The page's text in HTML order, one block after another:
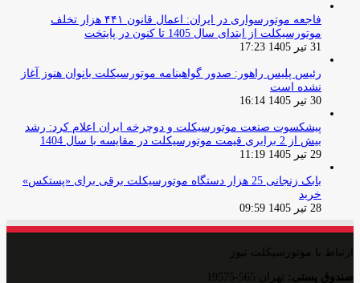
فاجعه موتورسواری در ایران: اعمال قانون ۴۴۱ هزار تخلف
موتورسیکلت از ابتدای سال 1405 تا کنون در پایتخت
31 تیر 1405 17:23
رئیس پلیس راهور: صدور گواهینامه موتورسیکلت بانوان هنوز آغاز
نشده است
30 تیر 1405 16:14
پیشکسوت صنعت موتورسیکلت و دوچرخه ایران اعلام کرد: رشد
بیش از 2 برابری قیمت موتورسیکلت در مقایسه با سال 1404
29 تیر 1405 11:19
بابک زنجانی 25 هزار دستگاه موتورسیکلت برقی برای «پستکس»
خرید
28 تیر 1405 09:59
ارتباط با موتورسیکلت نیوز
صندوق پستی: تهران 565-19575